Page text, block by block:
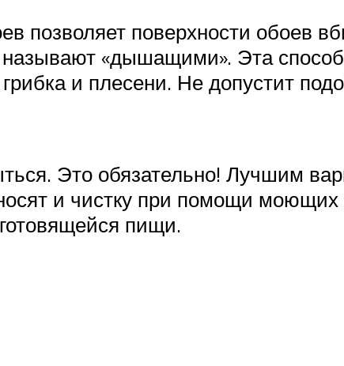
позволяет поверхности обоев
«дышащими». Эта
и плесени. Не допустит
Это обязательно! Лучшим
и чистку при помощи
пищи.